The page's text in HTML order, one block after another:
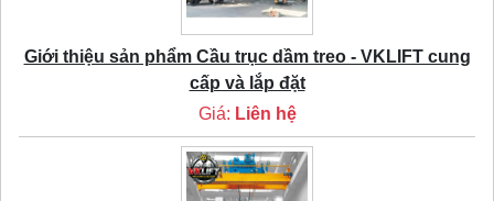
Giới thiệu sản phẩm Cầu trục dầm treo - VKLIFT cung
cấp và lắp đặt
Giá: Liên hệ